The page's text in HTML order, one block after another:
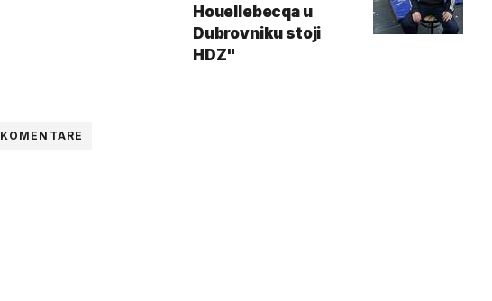
KOMENTARE
Houellebecqa u
Dubrovniku stoji
HDZ"